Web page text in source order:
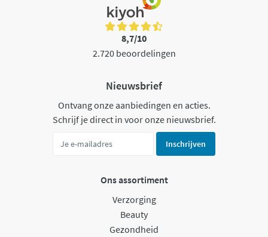
8,7/10
2.720 beoordelingen
Nieuwsbrief
Ontvang onze aanbiedingen en acties.
Schrijf je direct in voor onze nieuwsbrief.
Inschrijven
Ons assortiment
Verzorging
Beauty
Gezondheid